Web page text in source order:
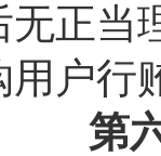
无正当
用户行
第